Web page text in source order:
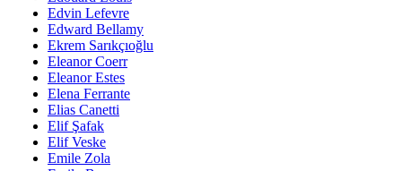
Edvin Lefevre
Edward Bellamy
Ekrem Sarıkçıoğlu
Eleanor Coerr
Eleanor Estes
Elena Ferrante
Elias Canetti
Elif Şafak
Elif Veske
Emile Zola